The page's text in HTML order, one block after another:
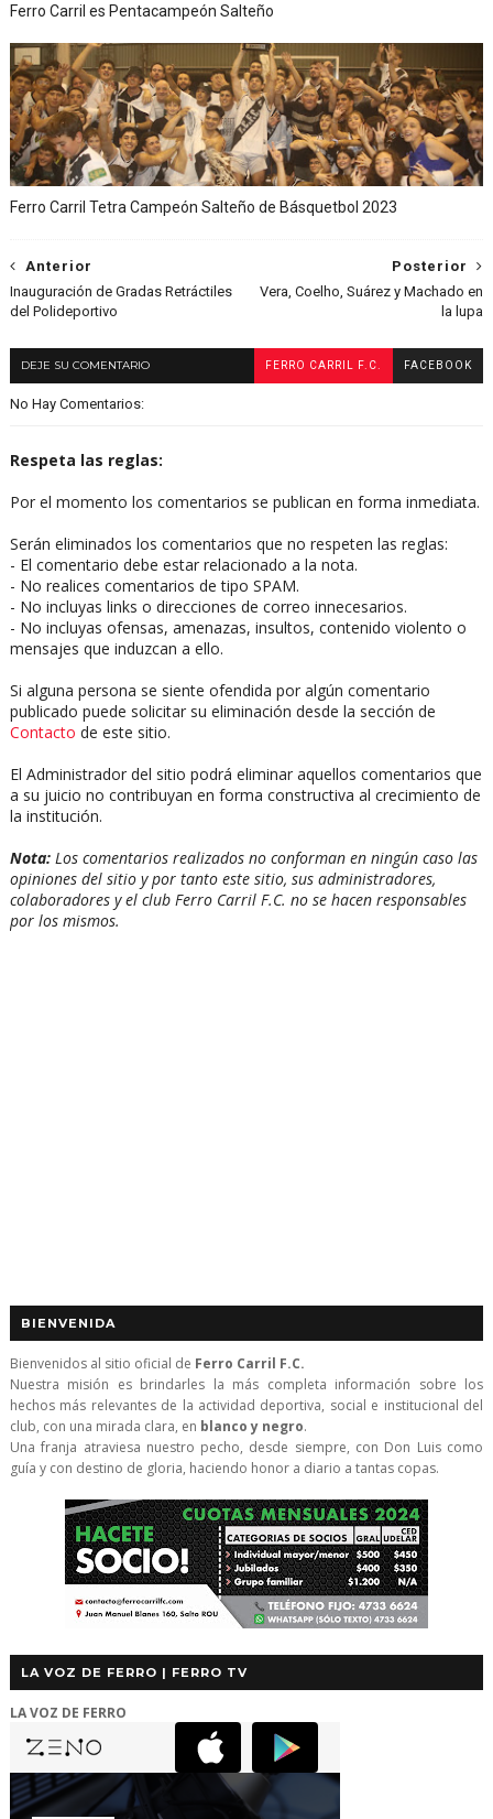
Ferro Carril es Pentacampeón Salteño
Ferro Carril Tetra Campeón Salteño de Básquetbol 2023
Posterior
Vera, Coelho, Suárez y Machado en
la lupa
Anterior
Inauguración de Gradas Retráctiles
del Polideportivo
DEJE SU COMENTARIO FERRO CARRIL F.C. FACEBOOK
No Hay Comentarios:
Respeta las reglas:
Por el momento los comentarios se publican en forma inmediata.
Serán eliminados los comentarios que no respeten las reglas:
- El comentario debe estar relacionado a la nota.
- No realices comentarios de tipo SPAM.
- No incluyas links o direcciones de correo innecesarios.
- No incluyas ofensas, amenazas, insultos, contenido violento o
mensajes que induzcan a ello.
Si alguna persona se siente ofendida por algún comentario
publicado puede solicitar su eliminación desde la sección de
Contacto de este sitio.
El Administrador del sitio podrá eliminar aquellos comentarios que
a su juicio no contribuyan en forma constructiva al crecimiento de
la institución.
Nota:Los comentarios realizados no conforman en ningún caso las
opiniones del sitio y por tanto este sitio, sus administradores,
colaboradores y el club Ferro Carril F.C. no se hacen responsables
por los mismos.
BIENVENIDA
Bienvenidos al sitio oficial de Ferro Carril F.C.
Nuestra misión es brindarles la más completa información sobre los
hechos más relevantes de la actividad deportiva, social e institucional del
club, con una mirada clara, en blanco y negro.
Una franja atraviesa nuestro pecho, desde siempre, con Don Luis como
guía y con destino de gloria, haciendo honor a diario a tantas copas.
LA VOZ DE FERRO | FERRO TV
LA VOZ DE FERRO